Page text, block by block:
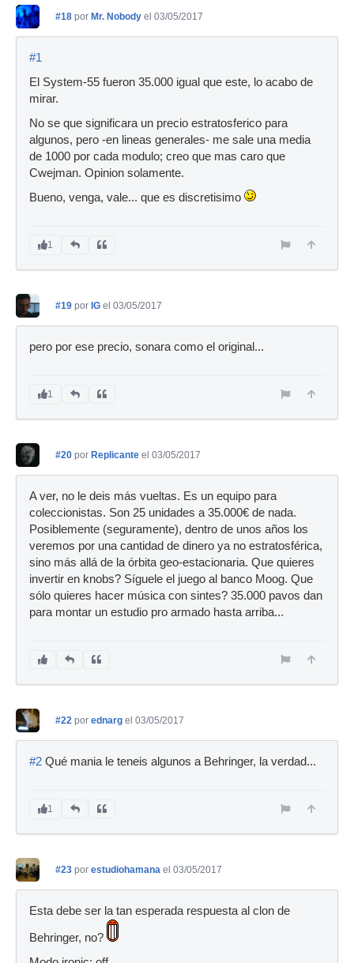
#18 por Mr. Nobody el 03/05/2017
#1
El System-55 fueron 35.000 igual que este, lo acabo de
mirar.
No se que significara un precio estratosferico para
algunos, pero -en lineas generales- me sale una media
de 1000 por cada modulo; creo que mas caro que
Cwejman. Opinion solamente.
Bueno, venga, vale... que es discretisimo
1
#19 por IG el 03/05/2017
pero por ese precio, sonara como el original...
1
#20 por Replicante el 03/05/2017
A ver, no le deis más vueltas. Es un equipo para
coleccionistas. Son 25 unidades a 35.000€ de nada.
Posiblemente (seguramente), dentro de unos años los
veremos por una cantidad de dinero ya no estratosférica,
sino más allá de la órbita geo-estacionaria. Que quieres
invertir en knobs? Síguele el juego al banco Moog. Que
sólo quieres hacer música con sintes? 35.000 pavos dan
para montar un estudio pro armado hasta arriba...
#22 por ednarg el 03/05/2017
#2 Qué mania le teneis algunos a Behringer, la verdad...
1
#23 por estudiohamana el 03/05/2017
Esta debe ser la tan esperada respuesta al clon de
Behringer, no?